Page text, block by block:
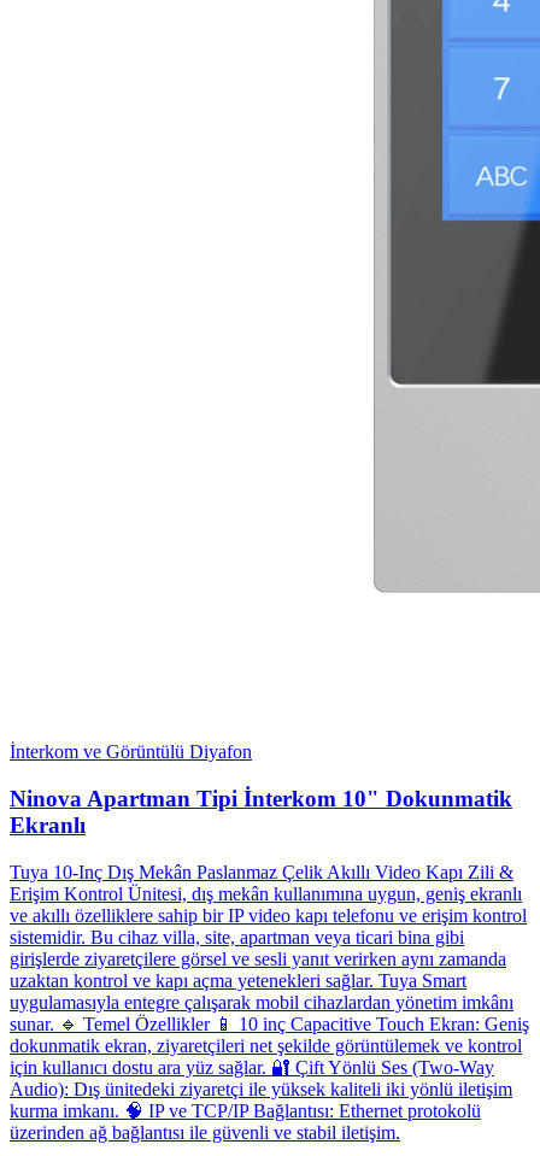
İnterkom ve Görüntülü Diyafon
Ninova Apartman Tipi İnterkom 10" Dokunmatik
Ekranlı
Tuya 10-Inç Dış Mekân Paslanmaz Çelik Akıllı Video Kapı Zili &
Erişim Kontrol Ünitesi, dış mekân kullanımına uygun, geniş ekranlı
ve akıllı özelliklere sahip bir IP video kapı telefonu ve erişim kontrol
sistemidir. Bu cihaz villa, site, apartman veya ticari bina gibi
girişlerde ziyaretçilere görsel ve sesli yanıt verirken aynı zamanda
uzaktan kontrol ve kapı açma yetenekleri sağlar. Tuya Smart
uygulamasıyla entegre çalışarak mobil cihazlardan yönetim imkânı
sunar. 🔹 Temel Özellikler 📱 10 inç Capacitive Touch Ekran: Geniş
dokunmatik ekran, ziyaretçileri net şekilde görüntülemek ve kontrol
için kullanıcı dostu ara yüz sağlar. 🔐 Çift Yönlü Ses (Two-Way
Audio): Dış ünitedeki ziyaretçi ile yüksek kaliteli iki yönlü iletişim
kurma imkanı. 🧠 IP ve TCP/IP Bağlantısı: Ethernet protokolü
üzerinden ağ bağlantısı ile güvenli ve stabil iletişim.